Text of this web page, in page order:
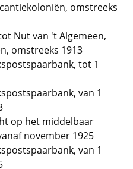
omstreeks
Nut van 't Algemeen,
omstreeks 1913
tot 1
van 1
op het middelbaar
november 1925
van 1